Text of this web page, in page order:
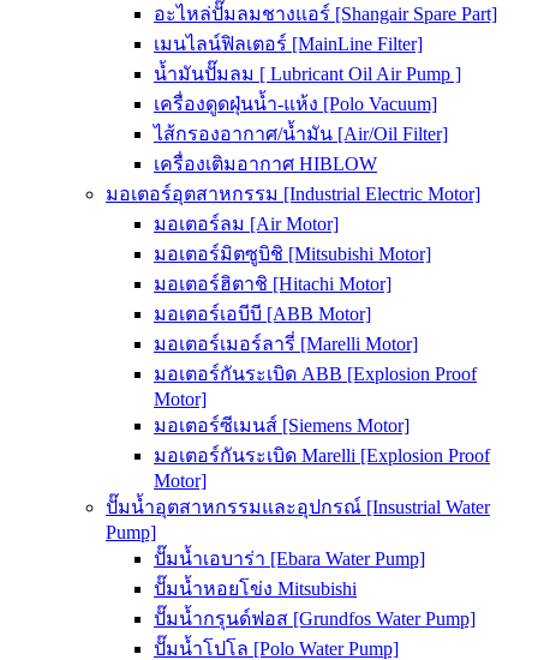
อะไหล่ปั๊มลมชางแอร์ [Shangair Spare Part]
เมนไลน์ฟิลเตอร์ [MainLine Filter]
น้ำมันปั๊มลม [ Lubricant Oil Air Pump ]
เครื่องดูดฝุ่นน้ำ-แห้ง [Polo Vacuum]
ไส้กรองอากาศ/น้ำมัน [Air/Oil Filter]
เครื่องเติมอากาศ HIBLOW
มอเตอร์อุตสาหกรรม [Industrial Electric Motor]
มอเตอร์ลม [Air Motor]
มอเตอร์มิตซูบิชิ [Mitsubishi Motor]
มอเตอร์ฮิตาชิ [Hitachi Motor]
มอเตอร์เอบีบี [ABB Motor]
มอเตอร์เมอร์ลารี่ [Marelli Motor]
มอเตอร์กันระเบิด ABB [Explosion Proof
Motor]
มอเตอร์ซีเมนส์ [Siemens Motor]
มอเตอร์กันระเบิด Marelli [Explosion Proof
Motor]
ปั๊มน้ำอุตสาหกรรมและอุปกรณ์ [Insustrial Water
Pump]
ปั๊มน้ำเอบาร่า [Ebara Water Pump]
ปั๊มน้ำหอยโข่ง Mitsubishi
ปั๊มน้ำกรุนด์ฟอส [Grundfos Water Pump]
ปั๊มน้ำโปโล [Polo Water Pump]